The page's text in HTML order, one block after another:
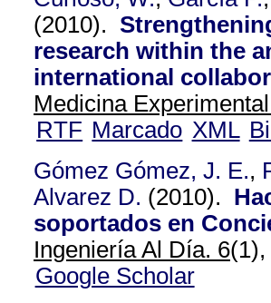
(2010).
research within the
international
Medicina
RTF Marcado XML
Gómez Gómez, J. E.,
Alvarez D. (2010).
soportados en
Ingeniería Al Día. 6(1),
Google Scholar